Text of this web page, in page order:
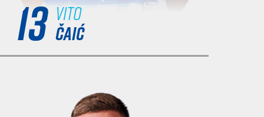
13 Vito
ČAIĆ